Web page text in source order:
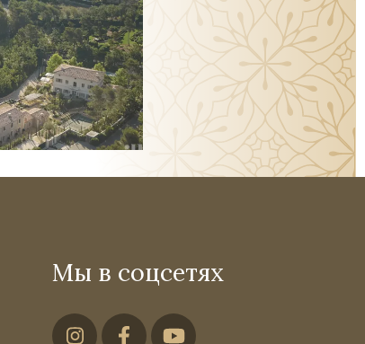
Мы в соцсетях